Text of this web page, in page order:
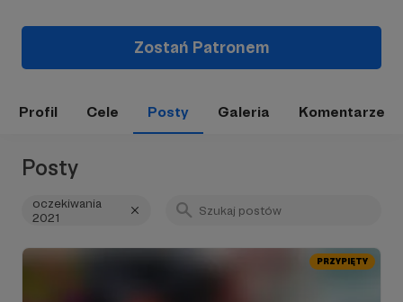
Zostań Patronem
Profil Cele Posty Galeria Komentarze
Posty
oczekiwania
2021
PRZYPIĘTY